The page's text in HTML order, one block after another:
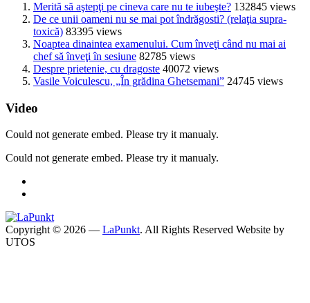
Merită să aştepţi pe cineva care nu te iubeşte? 132845 views
De ce unii oameni nu se mai pot îndrăgosti? (relaţia supra-
toxică) 83395 views
Noaptea dinaintea examenului. Cum înveţi când nu mai ai
chef să înveţi în sesiune 82785 views
Despre prietenie, cu dragoste 40072 views
Vasile Voiculescu, „În grădina Ghetsemani” 24745 views
Video
Could not generate embed. Please try it manualy.
Could not generate embed. Please try it manualy.
Copyright © 2026 — LaPunkt. All Rights Reserved Website by
UTOS